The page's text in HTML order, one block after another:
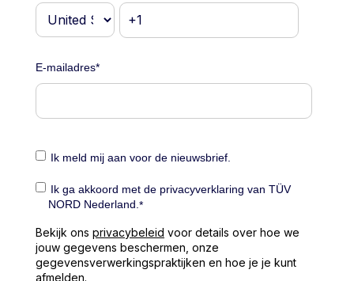
E-mailadres*
Ik meld mij aan voor de nieuwsbrief.
Ik ga akkoord met de privacyverklaring van TÜV
NORD Nederland. *
Bekijk ons privacybeleid voor details over hoe we
jouw gegevens beschermen, onze
gegevensverwerkingspraktijken en hoe je je kunt
afmelden.